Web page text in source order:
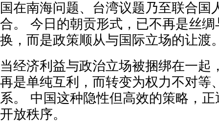
国在南海问题、台湾议题乃至联合国
合。 今日的朝贡形式，已不再是丝
换，而是政策顺从与国际立场的让渡
当经济利益与政治立场被捆绑在一起
再是单纯互利，而转变为权力不对等
系。 中国这种隐性但高效的策略，
开放秩序。